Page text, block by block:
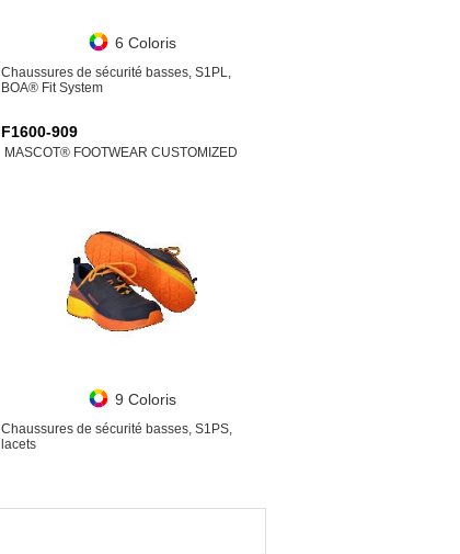
6 Coloris
Chaussures de sécurité basses, S1PL,
BOA® Fit System
F1600-909
MASCOT® FOOTWEAR CUSTOMIZED
9 Coloris
Chaussures de sécurité basses, S1PS,
lacets